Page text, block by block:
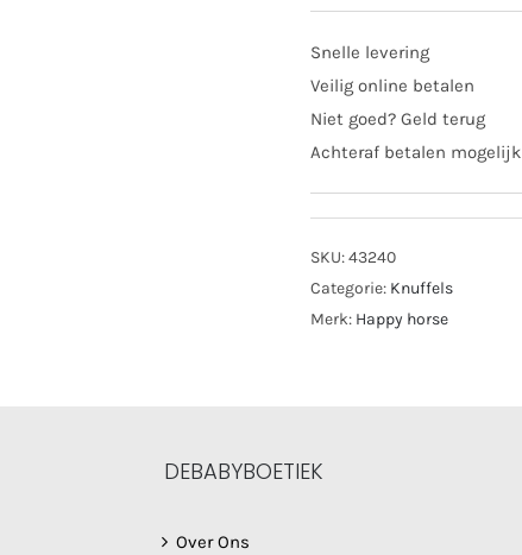
Snelle levering
Veilig online betalen
Niet goed? Geld terug
Achteraf betalen mogelijk
SKU:43240
Categorie: Knuffels
Merk: Happy horse
DEBABYBOETIEK
Over Ons